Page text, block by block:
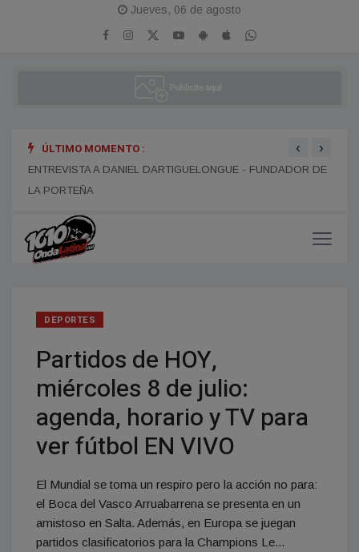
Jueves, 06 de agosto
ÚLTIMO MOMENTO :
LA PORTEÑA
ENTREVISTA A ALEJANDRO KIM
‹ ›
DEPORTES
Partidos de HOY,
miércoles 8 de julio:
agenda, horario y TV para
ver fútbol EN VIVO
El Mundial se toma un respiro pero la acción no para:
el Boca del Vasco Arruabarrena se presenta en un
amistoso en Salta. Además, en Europa se juegan
partidos clasificatorios para la Champions Le...